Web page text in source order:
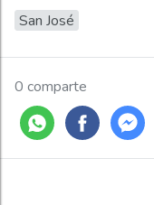
San José
0 comparte